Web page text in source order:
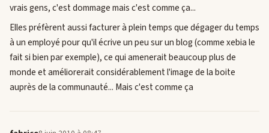
vrais gens, c'est dommage mais c'est comme ça...
Elles préfèrent aussi facturer à plein temps que dégager du temps
à un employé pour qu'il écrive un peu sur un blog (comme xebia le
fait si bien par exemple), ce qui amenerait beaucoup plus de
monde et améliorerait considérablement l'image de la boite
auprès de la communauté... Mais c'est comme ça